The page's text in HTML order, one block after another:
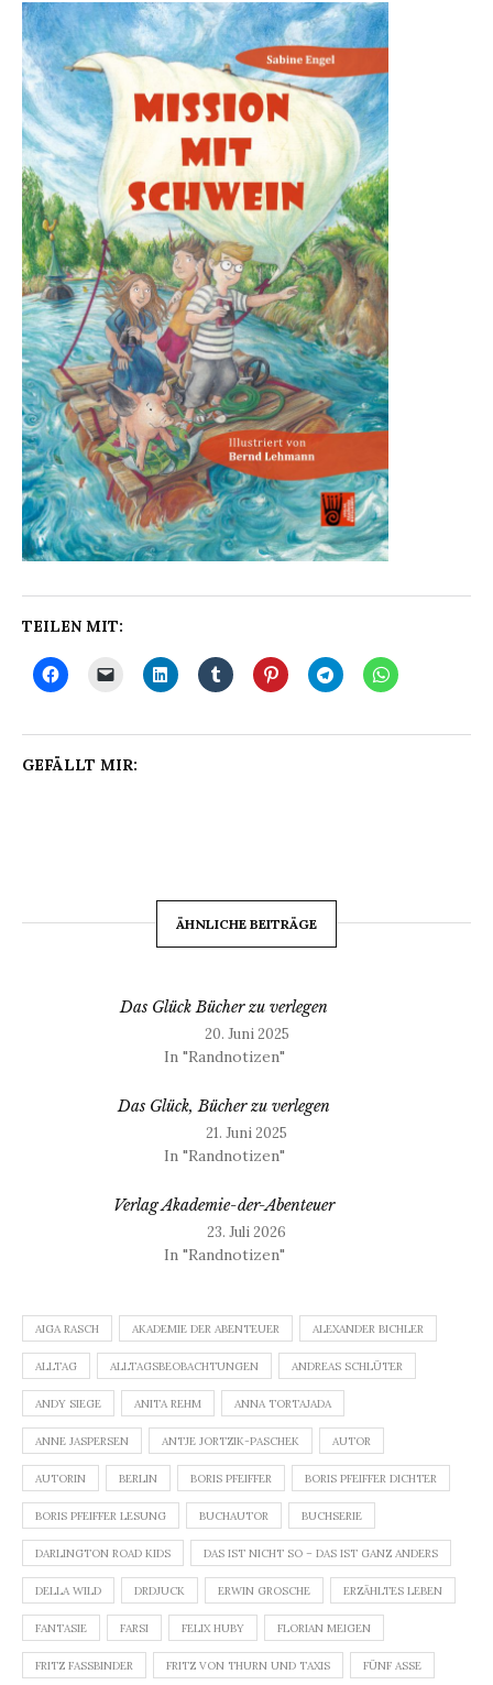
TEILEN MIT:
GEFÄLLT MIR:
ÄHNLICHE BEITRÄGE
Das Glück Bücher zu verlegen
20. Juni 2025
In "Randnotizen"
Das Glück, Bücher zu verlegen
21. Juni 2025
In "Randnotizen"
Verlag Akademie-der-Abenteuer
23. Juli 2026
In "Randnotizen"
AIGA RASCH AKADEMIE DER ABENTEUER ALEXANDER BICHLER
ALLTAG ALLTAGSBEOBACHTUNGEN ANDREAS SCHLÜTER
ANDY SIEGE ANITA REHM ANNA TORTAJADA
ANNE JASPERSEN ANTJE JORTZIK-PASCHEK AUTOR
AUTORIN BERLIN BORIS PFEIFFER BORIS PFEIFFER DICHTER
BORIS PFEIFFER LESUNG BUCHAUTOR BUCHSERIE
DARLINGTON ROAD KIDS DAS IST NICHT SO – DAS IST GANZ ANDERS
DELLA WILD DRDJUCK ERWIN GROSCHE ERZÄHLTES LEBEN
FANTASIE FARSI FELIX HUBY FLORIAN MEIGEN
FRITZ FASSBINDER FRITZ VON THURN UND TAXIS FÜNF ASSE